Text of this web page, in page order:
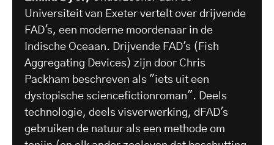
Universiteit van Exeter vertelt over drijvende
FAD's, een moderne moordenaar in de
Indische Oceaan. Drijvende FAD's (Fish
Aggregating Devices) zijn door Chris
Packham beschreven als "iets uit een
dystopische sciencefictionroman". Deels
technologie, deels visverwerking, dFAD's
gebruiken de natuur als een methode om